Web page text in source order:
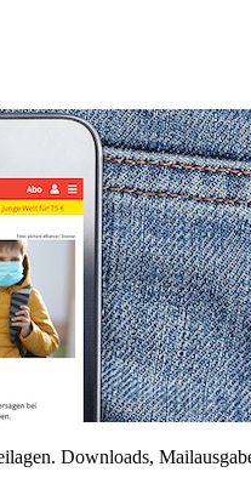
Downloads,